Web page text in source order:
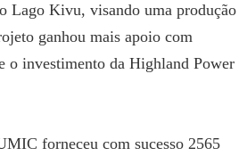
Lago Kivu, visando uma produção
ganhou mais apoio com
o investimento da Highland Power
forneceu com sucesso 2565